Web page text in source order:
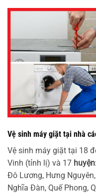
Vệ sinh máy giặt tại nhà
Vệ sinh máy giặt tại 18
Vinh (tỉnh lị) và 17 huyện
Đô Lương, Hưng
Nghĩa Đàn, Quế Phong,